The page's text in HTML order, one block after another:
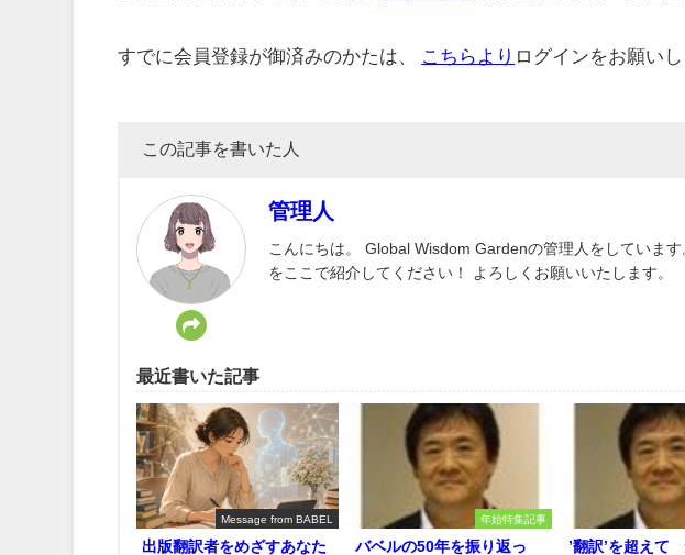
すでに会員登録が御済みのかたは、 こちらより ログインをお願いし
この記事を書いた人
管理人
こんにちは。 Global Wisdom Gardenの管理人をしていま
をここで紹介してください！ よろしくお願いいたします。
最近書いた記事
Message from BABEL
出版翻訳者をめざすあなた
年始特集記事
バベルの50年を振り返っ
’翻訳’を超えて